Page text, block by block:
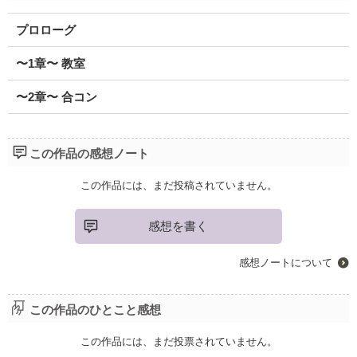
プロローグ
〜1章〜 教室
〜2章〜 合コン
この作品の感想ノート
この作品には、まだ投稿されていません。
感想を書く
感想ノートについて
この作品のひとこと感想
この作品には、まだ投票されていません。